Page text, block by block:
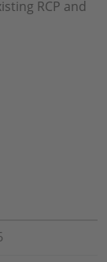
RCP and